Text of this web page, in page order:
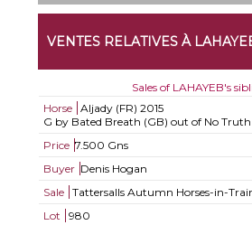
VENTES RELATIVES À
Sales of LAHAYEB's
Horse
Aljady (FR) 2015
G by Bated Breath (GB) out of No Truth
Price 7.500 Gns
Buyer Denis Hogan
Sale
Tattersalls Autumn Horses-in-
Lot
980